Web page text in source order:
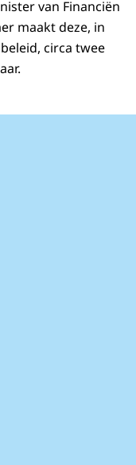
van Financiën
maakt deze, in
circa twee